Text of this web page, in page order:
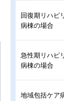
回復期リハビ
病棟の場合
急性期リハビ
病棟の場合
地域包括ケア